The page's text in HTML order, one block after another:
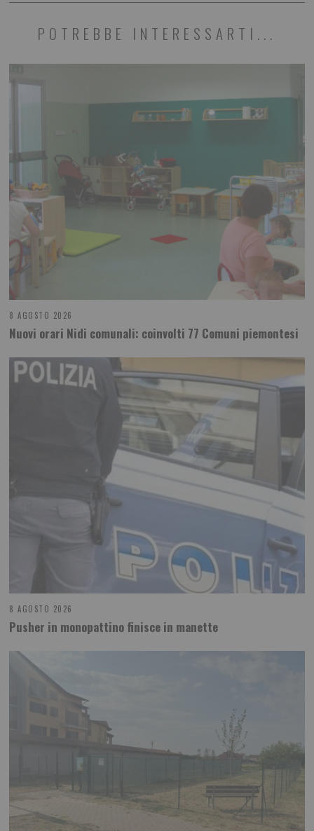
POTREBBE INTERESSARTI...
8 AGOSTO 2026
Nuovi orari Nidi comunali: coinvolti 77 Comuni piemontesi
8 AGOSTO 2026
Pusher in monopattino finisce in manette